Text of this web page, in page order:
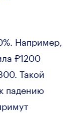
Например,
₽1200
Такой
падению